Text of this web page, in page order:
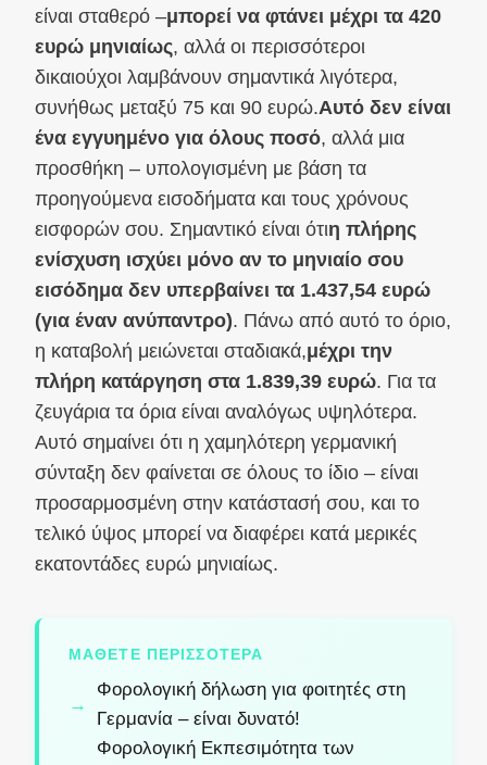
είναι σταθερό –μπορεί να φτάνει μέχρι τα 420
ευρώ μηνιαίως, αλλά οι περισσότεροι
δικαιούχοι λαμβάνουν σημαντικά λιγότερα,
συνήθως μεταξύ 75 και 90 ευρώ.Αυτό δεν είναι
ένα εγγυημένο για όλους ποσό, αλλά μια
προσθήκη – υπολογισμένη με βάση τα
προηγούμενα εισοδήματα και τους χρόνους
εισφορών σου. Σημαντικό είναι ότιη πλήρης
ενίσχυση ισχύει μόνο αν το μηνιαίο σου
εισόδημα δεν υπερβαίνει τα 1.437,54 ευρώ
(για έναν ανύπαντρο). Πάνω από αυτό το όριο,
η καταβολή μειώνεται σταδιακά,μέχρι την
πλήρη κατάργηση στα 1.839,39 ευρώ. Για τα
ζευγάρια τα όρια είναι αναλόγως υψηλότερα.
Αυτό σημαίνει ότι η χαμηλότερη γερμανική
σύνταξη δεν φαίνεται σε όλους το ίδιο – είναι
προσαρμοσμένη στην κατάστασή σου, και το
τελικό ύψος μπορεί να διαφέρει κατά μερικές
εκατοντάδες ευρώ μηνιαίως.
ΜΆΘΕΤΕ ΠΕΡΙΣΣΌΤΕΡΑ
Φορολογική δήλωση για φοιτητές στη
Γερμανία – είναι δυνατό!
Φορολογική Εκπεσιμότητα των